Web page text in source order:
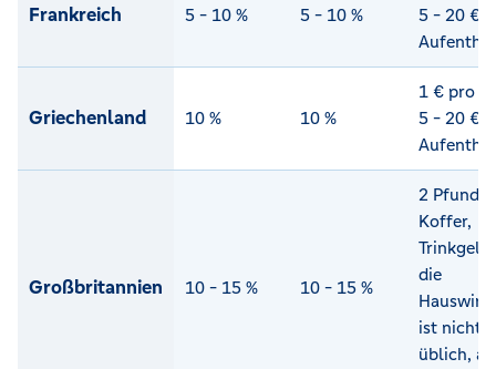
Frankreich 5 - 10 % 5 - 10 %
5 - 20 €
Griechenland 10 % 10 %
1 € pro
5 - 20 €
Großbritannien 10 - 15 % 10 - 15 %
2 Pfund
Koffer,
Trinkgeld
die
ist nicht
üblich,